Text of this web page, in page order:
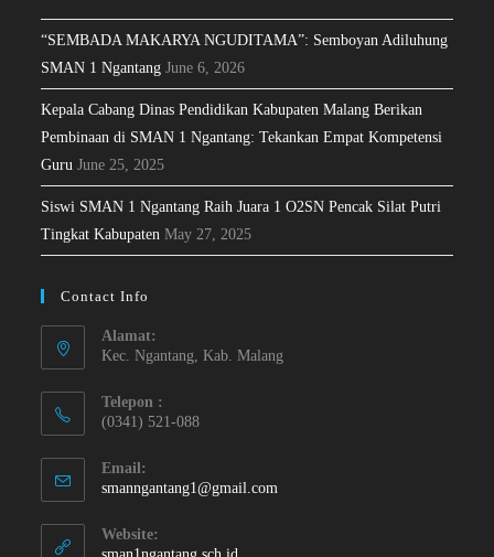
“SEMBADA MAKARYA NGUDITAMA”: Semboyan Adiluhung
SMAN 1 Ngantang June 6, 2026
Kepala Cabang Dinas Pendidikan Kabupaten Malang Berikan
Pembinaan di SMAN 1 Ngantang: Tekankan Empat Kompetensi
Guru June 25, 2025
Siswi SMAN 1 Ngantang Raih Juara 1 O2SN Pencak Silat Putri
Tingkat Kabupaten May 27, 2025
Contact Info
Alamat:
Kec. Ngantang, Kab. Malang
Telepon :
(0341) 521-088
Email:
smanngantang1@gmail.com
Website: